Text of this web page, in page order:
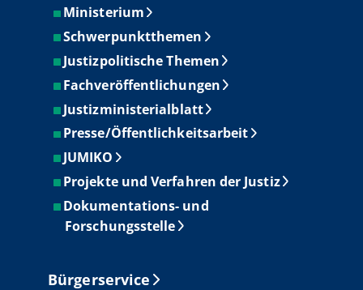
Ministerium
Schwerpunktthemen
Justizpolitische Themen
Fachveröffentlichungen
Justizministerialblatt
Presse/Öffentlichkeitsarbeit
JUMIKO
Projekte und Verfahren der Justiz
Dokumentations- und
Forschungsstelle
Bürgerservice